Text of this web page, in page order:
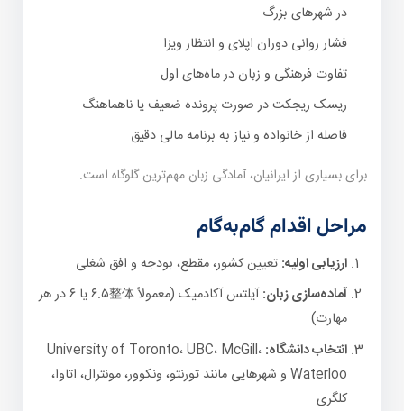
در شهرهای بزرگ
فشار روانی دوران اپلای و انتظار ویزا
تفاوت فرهنگی و زبان در ماه‌های اول
ریسک ریجکت در صورت پرونده ضعیف یا ناهماهنگ
فاصله از خانواده و نیاز به برنامه مالی دقیق
برای بسیاری از ایرانیان، آمادگی زبان مهم‌ترین گلوگاه است.
مراحل اقدام گام‌به‌گام
ارزیابی اولیه: تعیین کشور، مقطع، بودجه و افق شغلی
آماده‌سازی زبان:
آیلتس آکادمیک (معمولاً ۶.۵整体 یا ۶ در هر
مهارت)
انتخاب دانشگاه: University of Toronto، UBC، McGill،
Waterloo و شهرهایی مانند تورنتو، ونکوور، مونترال، اتاوا،
کلگری